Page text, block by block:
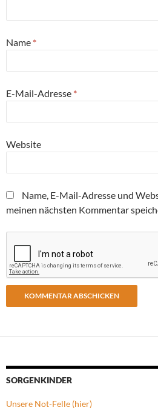
Name *
E-Mail-Adresse *
Website
Name, E-Mail-Adresse und
meinen nächsten Kommentar
SORGENKINDER
Unsere Not-Felle (hier)